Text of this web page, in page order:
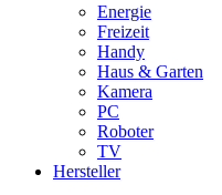
Energie
Freizeit
Handy
Haus & Garten
Kamera
PC
Roboter
TV
Hersteller